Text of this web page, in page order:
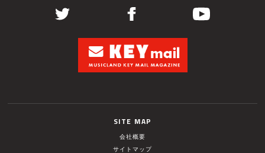
SITE MAP
会社概要
サイトマップ